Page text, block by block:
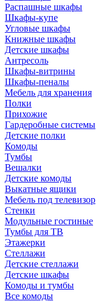
Распашные шкафы
Шкафы-купе
Угловые шкафы
Книжные шкафы
Детские шкафы
Антресоль
Шкафы-витрины
Шкафы-пеналы
Мебель для хранения
Полки
Прихожие
Гардеробные системы
Детские полки
Комоды
Тумбы
Вешалки
Детские комоды
Выкатные ящики
Мебель под телевизор
Стенки
Модульные гостиные
Тумбы для ТВ
Этажерки
Стеллажи
Детские стеллажи
Детские шкафы
Комоды и тумбы
Все комоды